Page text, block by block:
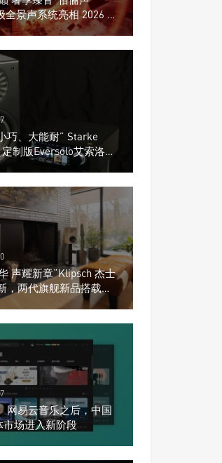
全景声系统亮相 2026 北
巧、大能耐” Starke
制版Eversolo艾索洛
声耀新章“Klipsch 杰士
，两代旗舰新品搭载硬
网易云音乐之后，中国
市场进入新阶段